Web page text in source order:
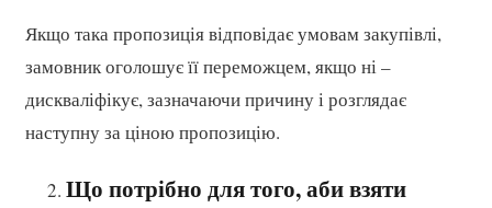
Якщо така пропозиція відповідає умовам закупівлі,
замовник оголошує її переможцем, якщо ні –
дискваліфікує, зазначаючи причину і розглядає
наступну за ціною пропозицію.
Що потрібно для того, аби взяти